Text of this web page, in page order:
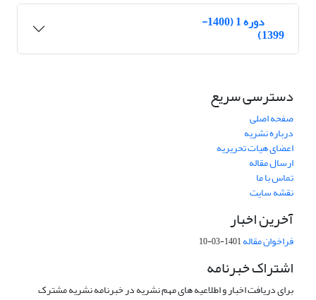
دوره 1 (1400-
1399)
دسترسی سریع
صفحه اصلی
درباره نشریه
اعضای هیات تحریریه
ارسال مقاله
تماس با ما
نقشه سایت
آخرین اخبار
فراخوان مقاله1401-03-10
اشتراک خبرنامه
برای دریافت اخبار و اطلاعیه های مهم نشریه در خبرنامه نشریه مشترک